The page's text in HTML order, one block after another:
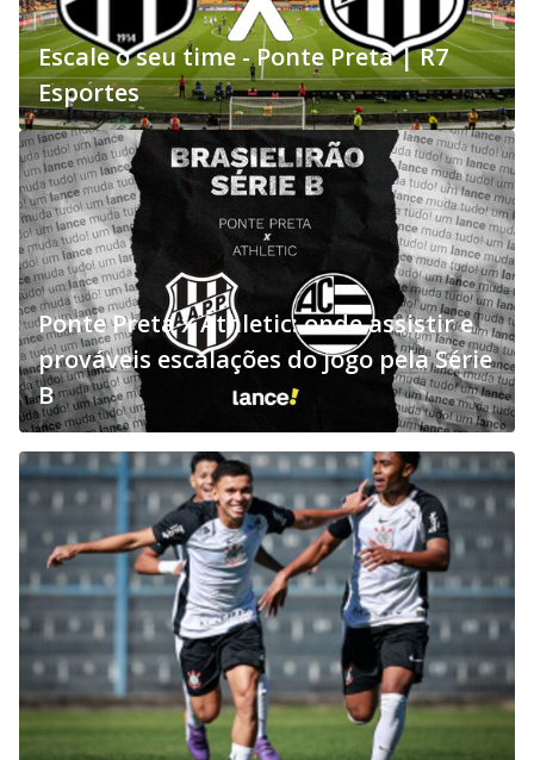
Escale o seu time - Ponte Preta | R7
Esportes
Ponte Preta x Athletic: onde assistir e
prováveis escalações do jogo pela Série
B